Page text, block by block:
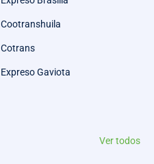
Cootranshuila
Cotrans
Expreso Gaviota
Ver todos